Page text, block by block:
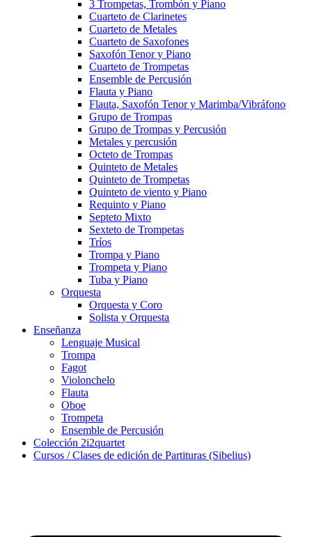
3 Trompetas, Trombón y Piano
Cuarteto de Clarinetes
Cuarteto de Metales
Cuarteto de Saxofones
Saxofón Tenor y Piano
Cuarteto de Trompetas
Ensemble de Percusión
Flauta y Piano
Flauta, Saxofón Tenor y Marimba/Vibráfono
Grupo de Trompas
Grupo de Trompas y Percusión
Metales y percusión
Octeto de Trompas
Quinteto de Metales
Quinteto de Trompetas
Quinteto de viento y Piano
Requinto y Piano
Septeto Mixto
Sexteto de Trompetas
Tríos
Trompa y Piano
Trompeta y Piano
Tuba y Piano
Orquesta
Orquesta y Coro
Solista y Orquesta
Enseñanza
Lenguaje Musical
Trompa
Fagot
Violonchelo
Flauta
Oboe
Trompeta
Ensemble de Percusión
Colección 2i2quartet
Cursos / Clases de edición de Partituras (Sibelius)